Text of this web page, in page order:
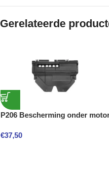
Gerelateerde
P206 Bescherming onder
€37,50